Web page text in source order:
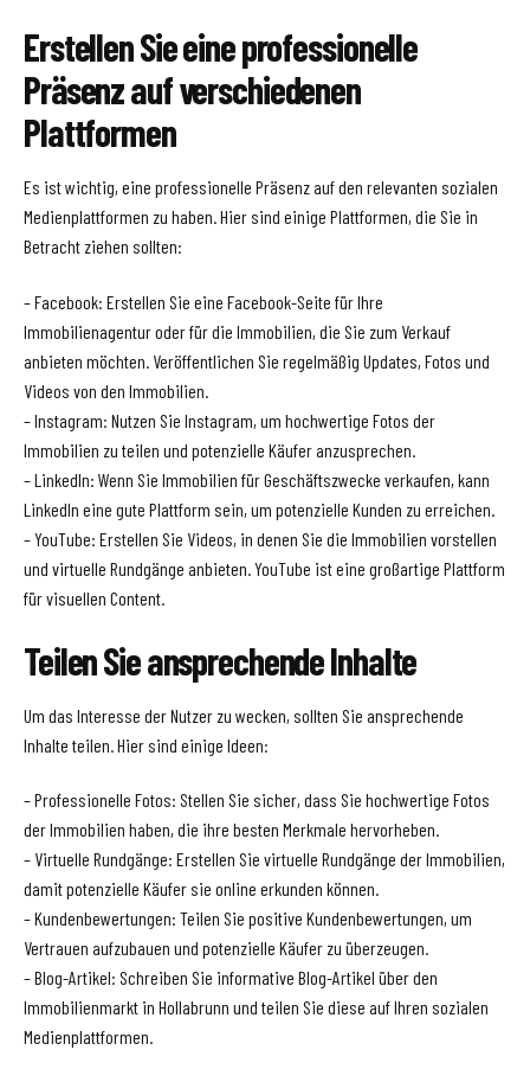
Erstellen Sie eine professionelle
Präsenz auf verschiedenen
Plattformen
Es ist wichtig, eine professionelle Präsenz auf den relevanten sozialen
Medienplattformen zu haben. Hier sind einige Plattformen, die Sie in
Betracht ziehen sollten:
– Facebook: Erstellen Sie eine Facebook-Seite für Ihre
Immobilienagentur oder für die Immobilien, die Sie zum Verkauf
anbieten möchten. Veröffentlichen Sie regelmäßig Updates, Fotos und
Videos von den Immobilien.
– Instagram: Nutzen Sie Instagram, um hochwertige Fotos der
Immobilien zu teilen und potenzielle Käufer anzusprechen.
– LinkedIn: Wenn Sie Immobilien für Geschäftszwecke verkaufen, kann
LinkedIn eine gute Plattform sein, um potenzielle Kunden zu erreichen.
– YouTube: Erstellen Sie Videos, in denen Sie die Immobilien vorstellen
und virtuelle Rundgänge anbieten. YouTube ist eine großartige Plattform
für visuellen Content.
Teilen Sie ansprechende Inhalte
Um das Interesse der Nutzer zu wecken, sollten Sie ansprechende
Inhalte teilen. Hier sind einige Ideen:
– Professionelle Fotos: Stellen Sie sicher, dass Sie hochwertige Fotos
der Immobilien haben, die ihre besten Merkmale hervorheben.
– Virtuelle Rundgänge: Erstellen Sie virtuelle Rundgänge der Immobilien,
damit potenzielle Käufer sie online erkunden können.
– Kundenbewertungen: Teilen Sie positive Kundenbewertungen, um
Vertrauen aufzubauen und potenzielle Käufer zu überzeugen.
– Blog-Artikel: Schreiben Sie informative Blog-Artikel über den
Immobilienmarkt in Hollabrunn und teilen Sie diese auf Ihren sozialen
Medienplattformen.